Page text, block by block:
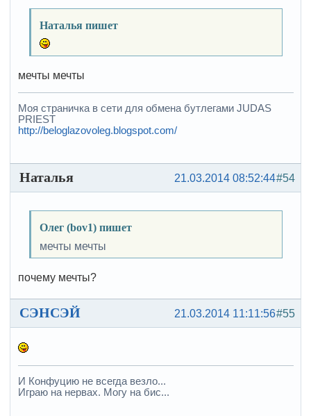
Наталья пишет
мечты мечты
Моя страничка в сети для обмена бутлегами JUDAS
PRIEST
http://beloglazovoleg.blogspot.com/
#54
21.03.2014 08:52:44
Наталья
Олег (bov1) пишет
мечты мечты
почему мечты?
#55
21.03.2014 11:11:56
СЭНСЭЙ
И Конфуцию не всегда везло...
Играю на нервах. Могу на бис...